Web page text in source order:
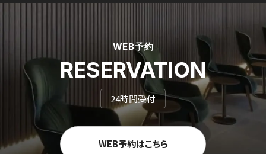
WEB予約
RESERVATION
24時間受付
WEB予約はこちら